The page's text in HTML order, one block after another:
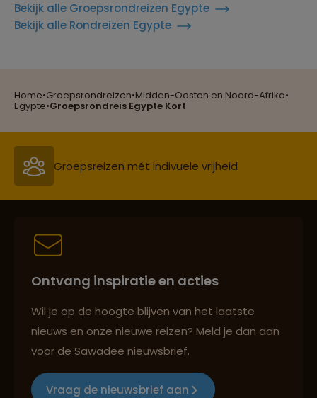
Home•Groepsrondreizen•Midden-Oosten en Noord-Afrika•
Egypte•Groepsrondreis Egypte Kort
Bekijk alle Groepsrondreizen Egypte
Bekijk alle Rondreizen Egypte
Reizen met oog voor mens, cultuur en milieu
Groepsreizen mét indivuele vrijheid
Persoonlijk en deskundig reisadvies
Best beoordeelde reisroutes
Groepsreizen mét indivuele vrijheid
Ontvang inspiratie en acties
Wil je op de hoogte blijven van het laatste
nieuws en onze nieuwe reizen? Meld je dan aan
voor de Sawadee nieuwsbrief.
Vraag de nieuwsbrief aan